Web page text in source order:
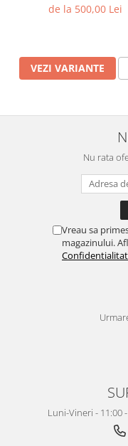
de la 500,00 Lei
VEZI VARIANTE
Nu rata
Vreau sa
magazinului.
Luni-Vineri - 11:00